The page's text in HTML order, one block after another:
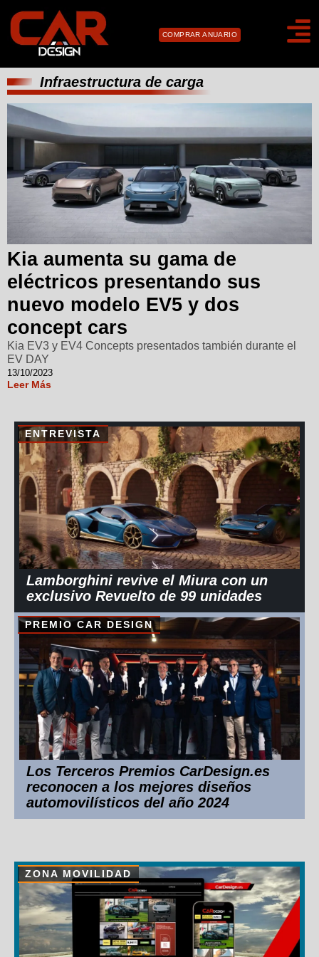
COMPRAR ANUARIO
Infraestructura de carga
Kia aumenta su gama de
eléctricos presentando sus
nuevo modelo EV5 y dos
concept cars
Kia EV3 y EV4 Concepts presentados también durante el
EV DAY
13/10/2023
Leer Más
ENTREVISTA
Lamborghini revive el Miura con un
exclusivo Revuelto de 99 unidades
PREMIO CAR DESIGN
Los Terceros Premios CarDesign.es
reconocen a los mejores diseños
automovilísticos del año 2024
ZONA MOVILIDAD